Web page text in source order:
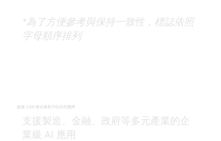
*為了方便參考與保持一致性，標誌依照
字母順序排列
超過 1,000 家企業客戶的共同選擇
支援製造、金融、政府等多元產業的企
業級 AI 應用